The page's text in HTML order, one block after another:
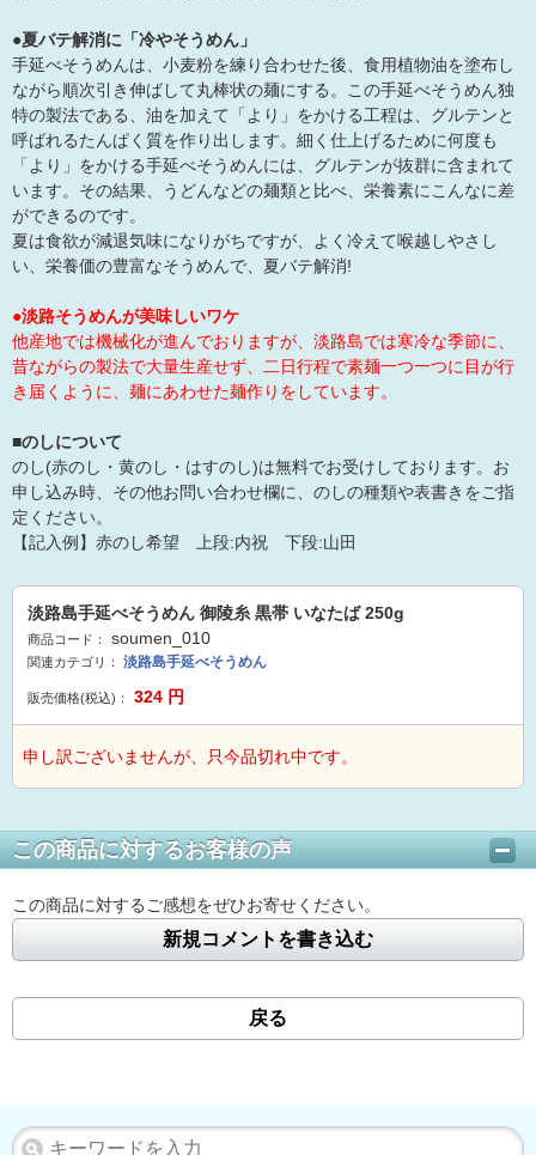
●夏バテ解消に「冷やそうめん」
手延べそうめんは、小麦粉を練り合わせた後、食用植物油を塗布し
ながら順次引き伸ばして丸棒状の麺にする。この手延べそうめん独
特の製法である、油を加えて「より」をかける工程は、グルテンと
呼ばれるたんぱく質を作り出します。細く仕上げるために何度も
「より」をかける手延べそうめんには、グルテンが抜群に含まれて
います。その結果、うどんなどの麺類と比べ、栄養素にこんなに差
ができるのです。
夏は食欲が減退気味になりがちですが、よく冷えて喉越しやさし
い、栄養価の豊富なそうめんで、夏バテ解消!
●淡路そうめんが美味しいワケ
他産地では機械化が進んでおりますが、淡路島では寒冷な季節に、
昔ながらの製法で大量生産せず、二日行程で素麺一つ一つに目が行
き届くように、麺にあわせた麺作りをしています。
■のしについて
のし(赤のし・黄のし・はすのし)は無料でお受けしております。お
申し込み時、その他お問い合わせ欄に、のしの種類や表書きをご指
定ください。
【記入例】赤のし希望 上段:内祝 下段:山田
淡路島手延べそうめん 御陵糸 黒帯 いなたば 250g
商品コード： soumen_010
関連カテゴリ： 淡路島手延べそうめん
販売価格(税込)： 324 円
申し訳ございませんが、只今品切れ中です。
この商品に対するお客様の声
この商品に対するご感想をぜひお寄せください。
新規コメントを書き込む
戻る